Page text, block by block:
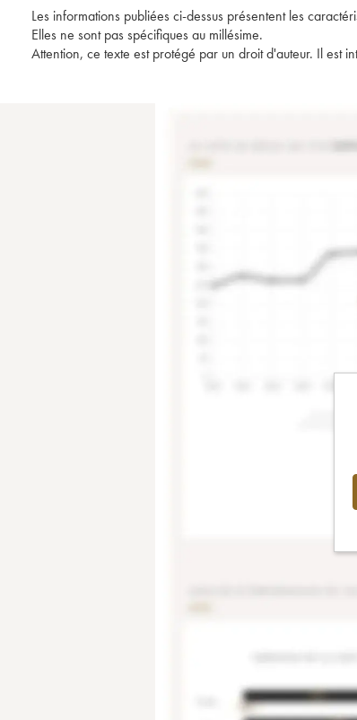
Les informations publiées ci-dessus présentent les
Elles ne sont pas spécifiques au millésime.
Attention, ce texte est protégé par un droit d'auteur. Il est